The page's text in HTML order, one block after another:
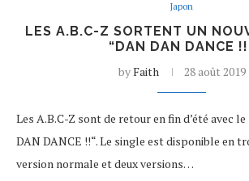
Japon
LES A.B.C-Z SORTENT UN
“DAN DAN DANCE
byFaith 28 août 2019
Les A.B.C-Z sont de retour en fin d’été avec
DAN DANCE !!“. Le single est disponible en
version normale et deux versions…